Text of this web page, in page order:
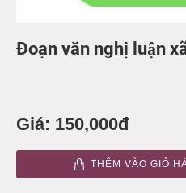
Đoạn văn nghị luận
Giá: 150,000đ
THÊM VÀO GIỎ